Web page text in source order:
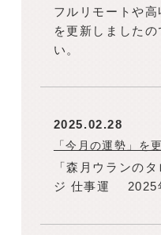
フルリモートや
を更新しました
い。
2025.02.28
「今月の運勢」を
「森月ウランの
ジ 仕事運 2025